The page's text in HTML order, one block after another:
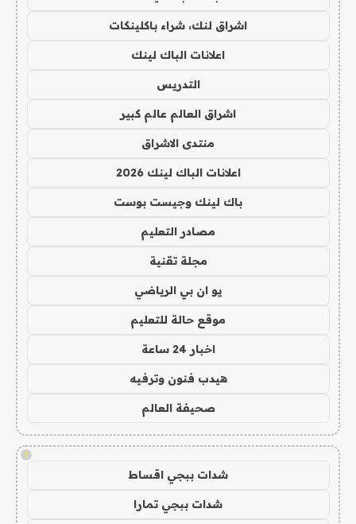
اشراق لنك، شراء باكلينكات
اعلانات الباك لينك
التدريس
اشراق العالم عالم كبير
منتدى الاشراق
اعلانات الباك لينك 2026
باك لينك وجيست بوست
مصادر التعليم
مجلة تقنية
يو ان بي الرياضي
موقع حالة للتعليم
اخبار 24 ساعة
هيدب فنون وترفيه
صحيفة العالم
!
شدات ببجي اقساط
شدات ببجي تمارا